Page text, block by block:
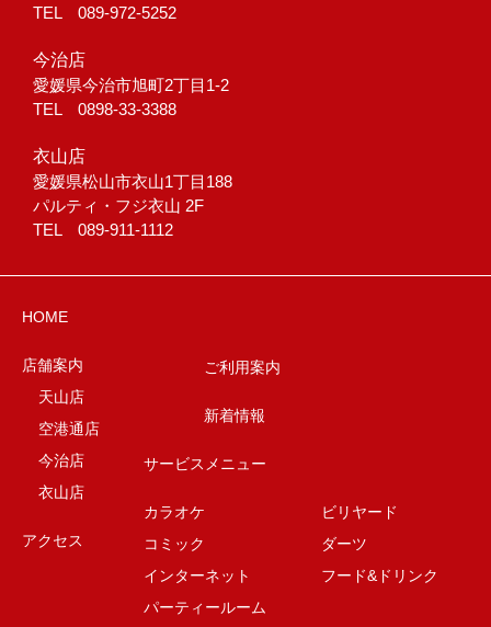
TEL 089-972-5252
今治店
愛媛県今治市旭町2丁目1-2
TEL 0898-33-3388
衣山店
愛媛県松山市衣山1丁目188
パルティ・フジ衣山 2F
TEL 089-911-1112
HOME
店舗案内
天山店
空港通店
今治店
衣山店
アクセス
ご利用案内
新着情報
サービスメニュー
カラオケ
コミック
インターネット
パーティールーム
ビリヤード
ダーツ
フード&ドリンク